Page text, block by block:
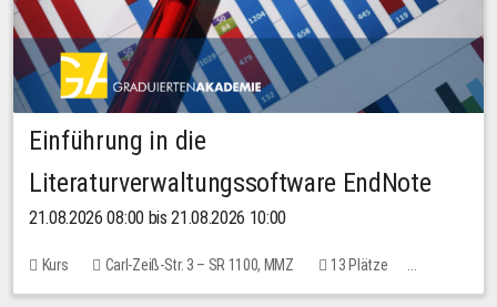
Einführung in die
Literaturverwaltungssoftware EndNote
21.08.2026 08:00 bis 21.08.2026 10:00
Kurs Carl-Zeiß-Str. 3 – SR 1100, MMZ
13 Plätze
10,00 EUR